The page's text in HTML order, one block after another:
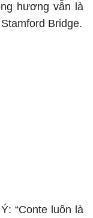
hương vẫn là
Bridge.
“Conte luôn là